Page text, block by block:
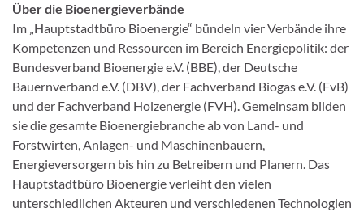
Über die Bioenergieverbände
Im „Hauptstadtbüro Bioenergie“ bündeln vier Verbände ihre
Kompetenzen und Ressourcen im Bereich Energiepolitik: der
Bundesverband Bioenergie e.V. (BBE), der Deutsche
Bauernverband e.V. (DBV), der Fachverband Biogas e.V. (FvB)
und der Fachverband Holzenergie (FVH). Gemeinsam bilden
sie die gesamte Bioenergiebranche ab von Land- und
Forstwirten, Anlagen- und Maschinenbauern,
Energieversorgern bis hin zu Betreibern und Planern. Das
Hauptstadtbüro Bioenergie verleiht den vielen
unterschiedlichen Akteuren und verschiedenen Technologien